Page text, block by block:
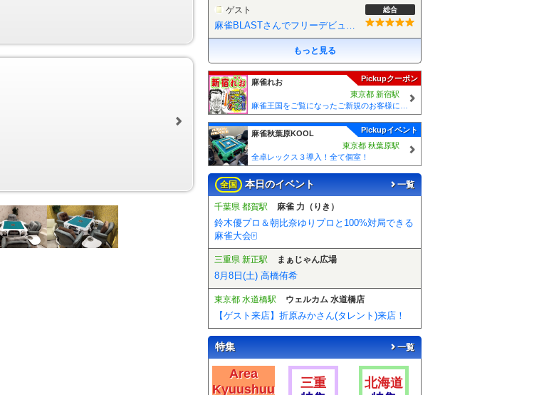
ゲスト
総合
麻雀BLASTさんでフリーデビューしました！お客さんも優しい方で楽しく遊べました！
もっと見る
Pickupクーポン
麻雀れお
東京都 新宿駅
Pickupイベント
麻雀秋葉原KOOL
東京都 秋葉原駅
全卓レックス３導入！全て個室！
全国 本日のイベント 一覧
千葉県 都賀駅 麻雀 力（りき）
鈴木優プロ＆朝比奈ゆりプロと100%対局できる
麻雀大会🀄️
三重県 新正駅 まぁじゃん広場
8月8日(土) 高橋侑希
東京都 水道橋駅 ウェルカム 水道橋店
【ゲスト来店】折原みかさん(タレント)来店！
特集 一覧
Area
Kyuushuu
三重
北海道